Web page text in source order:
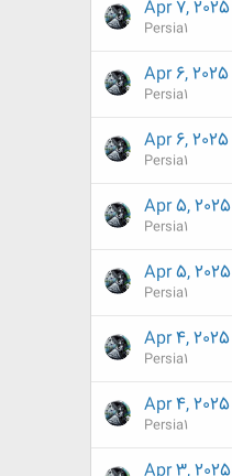
Apr 7, 2025
Persia1
Apr 6, 2025
Persia1
Apr 6, 2025
Persia1
Apr 5, 2025
Persia1
Apr 5, 2025
Persia1
Apr 4, 2025
Persia1
Apr 4, 2025
Persia1